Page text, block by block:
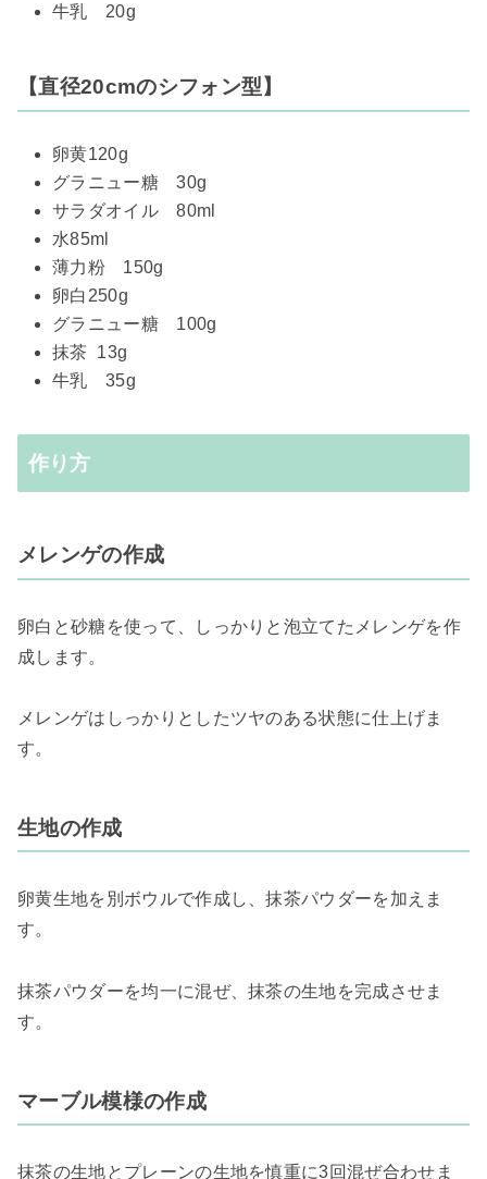
牛乳 20g
【直径20cmのシフォン型】
卵黄120g
グラニュー糖 30g
サラダオイル 80ml
水85ml
薄力粉 150g
卵白250g
グラニュー糖 100g
抹茶 13g
牛乳 35g
作り方
メレンゲの作成
卵白と砂糖を使って、しっかりと泡立てたメレンゲを作
成します。
メレンゲはしっかりとしたツヤのある状態に仕上げま
す。
生地の作成
卵黄生地を別ボウルで作成し、抹茶パウダーを加えま
す。
抹茶パウダーを均一に混ぜ、抹茶の生地を完成させま
す。
マーブル模様の作成
抹茶の生地とプレーンの生地を慎重に3回混ぜ合わせま